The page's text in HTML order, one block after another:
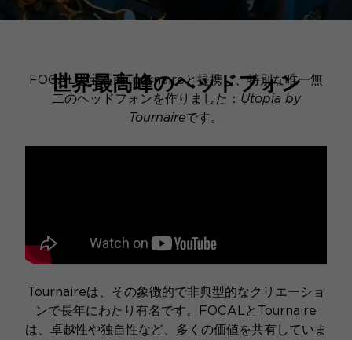
世界最高峰のヘッドフォン
FOCALは宝石商Tournaireと提携し、特別な唯一無
二のヘッドフォンを作りました： Utopia by
Tournaireです。
Tournaireは、その象徴的で非典型的なクリエーショ
ンで長年にわたり有名です。FOCALとTournaire
は、卓越性や独自性など、多くの価値を共有していま